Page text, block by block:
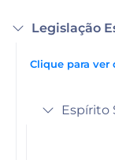
Legislação
Clique para ver
Espírito